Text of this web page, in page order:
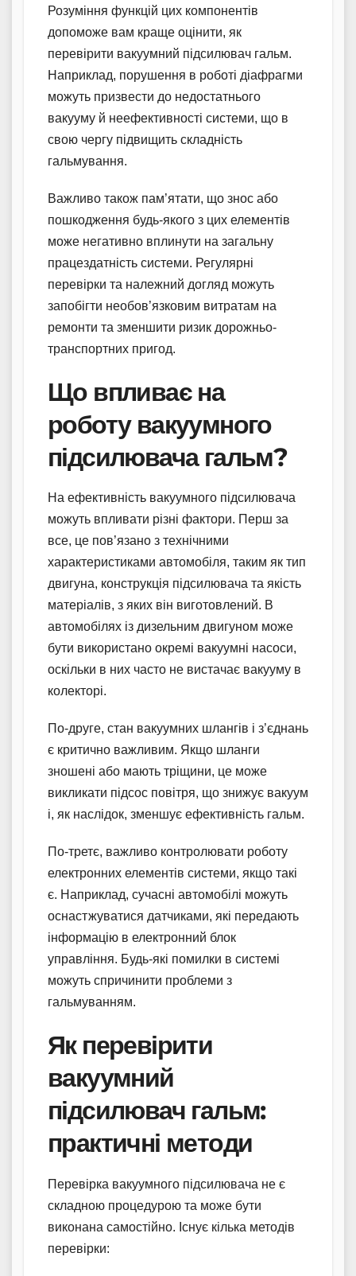
Розуміння функцій цих компонентів
допоможе вам краще оцінити, як
перевірити вакуумний підсилювач гальм.
Наприклад, порушення в роботі діафрагми
можуть призвести до недостатнього
вакууму й неефективності системи, що в
свою чергу підвищить складність
гальмування.
Важливо також пам’ятати, що знос або
пошкодження будь-якого з цих елементів
може негативно вплинути на загальну
працездатність системи. Регулярні
перевірки та належний догляд можуть
запобігти необов’язковим витратам на
ремонти та зменшити ризик дорожньо-
транспортних пригод.
Що впливає на
роботу вакуумного
підсилювача гальм?
На ефективність вакуумного підсилювача
можуть впливати різні фактори. Перш за
все, це пов’язано з технічними
характеристиками автомобіля, таким як тип
двигуна, конструкція підсилювача та якість
матеріалів, з яких він виготовлений. В
автомобілях із дизельним двигуном може
бути використано окремі вакуумні насоси,
оскільки в них часто не вистачає вакууму в
колекторі.
По-друге, стан вакуумних шлангів і з’єднань
є критично важливим. Якщо шланги
зношені або мають тріщини, це може
викликати підсос повітря, що знижує вакуум
і, як наслідок, зменшує ефективність гальм.
По-третє, важливо контролювати роботу
електронних елементів системи, якщо такі
є. Наприклад, сучасні автомобілі можуть
оснастжуватися датчиками, які передають
інформацію в електронний блок
управління. Будь-які помилки в системі
можуть спричинити проблеми з
гальмуванням.
Як перевірити
вакуумний
підсилювач гальм:
практичні методи
Перевірка вакуумного підсилювача не є
складною процедурою та може бути
виконана самостійно. Існує кілька методів
перевірки: